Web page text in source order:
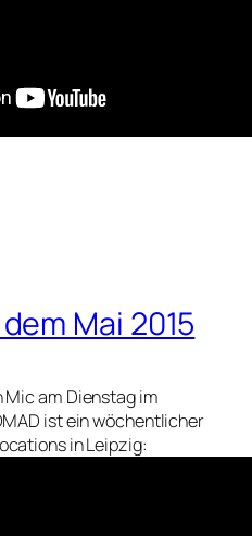
Mai 2015
am Dienstag im
ist ein wöchentlicher
in Leipzig: